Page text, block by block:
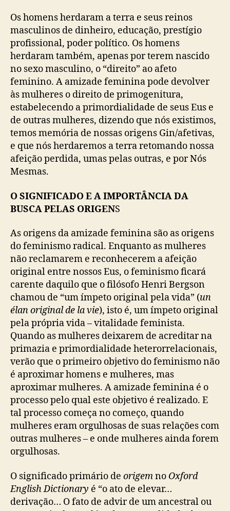
Os homens herdaram a terra e seus reinos
masculinos de dinheiro, educação, prestígio
profissional, poder político. Os homens
herdaram também, apenas por terem nascido
no sexo masculino, o “direito” ao afeto
feminino. A amizade feminina pode devolver
às mulheres o direito de primogenitura,
estabelecendo a primordialidade de seus Eus e
de outras mulheres, dizendo que nós existimos,
temos memória de nossas origens Gin/afetivas,
e que nós herdaremos a terra retomando nossa
afeição perdida, umas pelas outras, e por Nós
Mesmas.
O SIGNIFICADO E A IMPORTÂNCIA DA
BUSCA PELAS ORIGENS
As origens da amizade feminina são as origens
do feminismo radical. Enquanto as mulheres
não reclamarem e reconhecerem a afeição
original entre nossos Eus, o feminismo ficará
carente daquilo que o filósofo Henri Bergson
chamou de “um ímpeto original pela vida” (un
élan original de la vie), isto é, um ímpeto original
pela própria vida – vitalidade feminista.
Quando as mulheres deixarem de acreditar na
primazia e primordialidade heterorrelacionais,
verão que o primeiro objetivo do feminismo não
é aproximar homens e mulheres, mas
aproximar mulheres. A amizade feminina é o
processo pelo qual este objetivo é realizado. E
tal processo começa no começo, quando
mulheres eram orgulhosas de suas relações com
outras mulheres – e onde mulheres ainda forem
orgulhosas.
O significado primário de origemno Oxford
English Dictionary é “o ato de elevar…
derivação… O fato de advir de um ancestral ou